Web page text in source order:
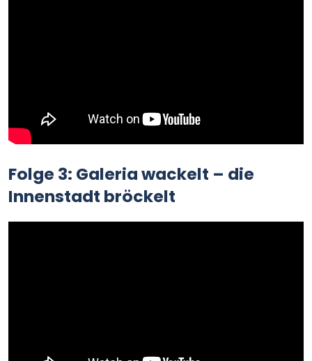
Folge 3: Galeria wackelt – die
Innenstadt bröckelt